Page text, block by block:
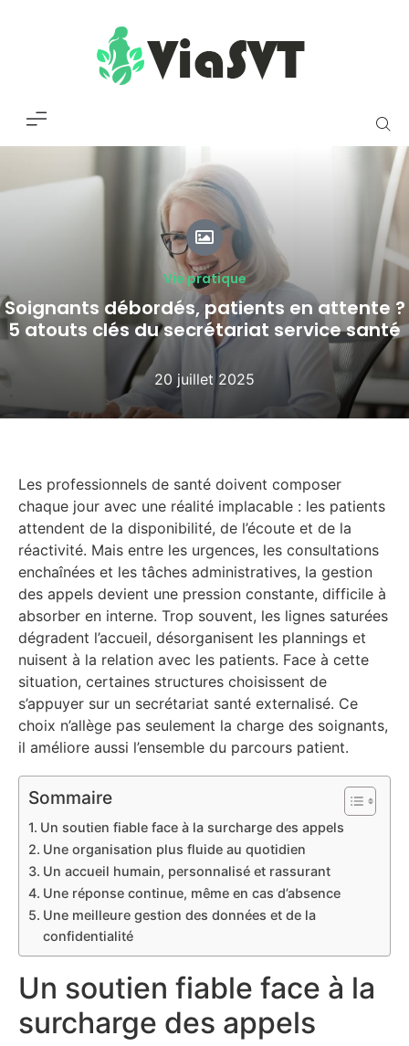
Vie pratique
Soignants débordés, patients en attente ?
5 atouts clés du secrétariat service santé
20 juillet 2025
Les professionnels de santé doivent composer
chaque jour avec une réalité implacable : les patients
attendent de la disponibilité, de l’écoute et de la
réactivité. Mais entre les urgences, les consultations
enchaînées et les tâches administratives, la gestion
des appels devient une pression constante, difficile à
absorber en interne. Trop souvent, les lignes saturées
dégradent l’accueil, désorganisent les plannings et
nuisent à la relation avec les patients. Face à cette
situation, certaines structures choisissent de
s’appuyer sur un secrétariat santé externalisé. Ce
choix n’allège pas seulement la charge des soignants,
il améliore aussi l’ensemble du parcours patient.
Sommaire
Un soutien fiable face à la surcharge des appels
Une organisation plus fluide au quotidien
Un accueil humain, personnalisé et rassurant
Une réponse continue, même en cas d’absence
Une meilleure gestion des données et de la
confidentialité
Un soutien fiable face à la
surcharge des appels